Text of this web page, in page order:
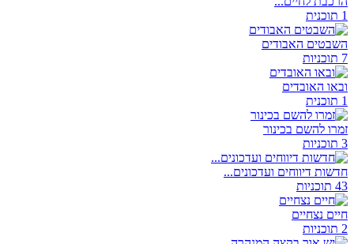
1 תוכנית
השבטים האבודים
7 תוכניות
ובאו האובדים
1 תוכנית
זמרו להשם בכינור
3 תוכניות
חדשות דיווחים ועדכונים...
43 תוכניות
חיים נצחיים
2 תוכניות